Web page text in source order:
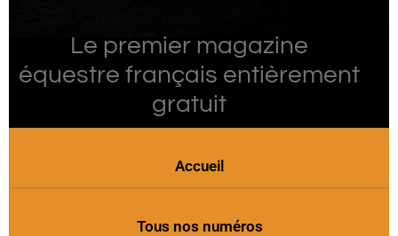
Le premier magazine
équestre français entièrement
gratuit
Accueil
Tous nos numéros